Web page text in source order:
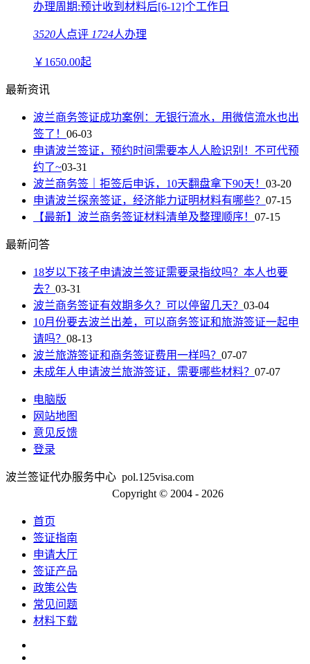
办理周期:预计收到材料后[6-12]个工作日
3520人点评 1724人办理
￥ 1650.00起
最新资讯
波兰商务签证成功案例：无银行流水，用微信流水也出
签了！ 06-03
申请波兰签证，预约时间需要本人人脸识别！不可代预
约了~03-31
波兰商务签｜拒签后申诉，10天翻盘拿下90天！ 03-20
申请波兰探亲签证，经济能力证明材料有哪些？ 07-15
【最新】波兰商务签证材料清单及整理顺序！ 07-15
最新问答
18岁以下孩子申请波兰签证需要录指纹吗？本人也要
去？ 03-31
波兰商务签证有效期多久？可以停留几天？ 03-04
10月份要去波兰出差，可以商务签证和旅游签证一起申
请吗？ 08-13
波兰旅游签证和商务签证费用一样吗？ 07-07
未成年人申请波兰旅游签证，需要哪些材料？ 07-07
电脑版
网站地图
意见反馈
登录
波兰签证代办服务中心 pol.125visa.com
Copyright © 2004 - 2026
首页
签证指南
申请大厅
签证产品
政策公告
常见问题
材料下载